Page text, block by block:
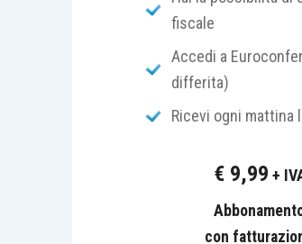
Le “agevolazioni”
abitazioni assimilate
Sono assimilate, per
unità
adibite ad
fiscale
Accedi a
differita)
Ricevi ogni
€ 9,99 +
con